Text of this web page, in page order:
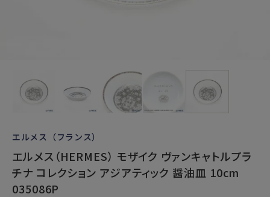
エルメス（フランス）
エルメス（HERMES） モザイク ヴァンキャトルプラ
チナ コレクション アジアティック 醤油皿 10cm
035086P